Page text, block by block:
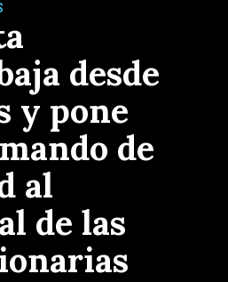
desde
y pone
de
al
de las